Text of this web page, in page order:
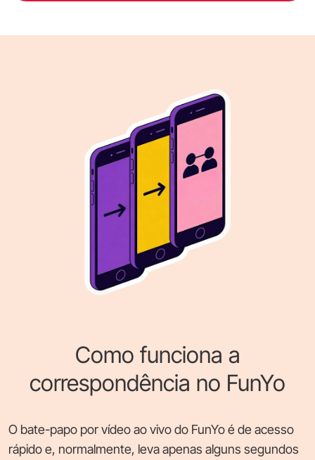
Como funciona a
correspondência no FunYo
O bate-papo por vídeo ao vivo do FunYo é de acesso
rápido e, normalmente, leva apenas alguns segundos